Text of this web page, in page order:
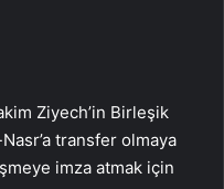
Ziyech’in Birleşik
transfer olmaya
imza atmak için